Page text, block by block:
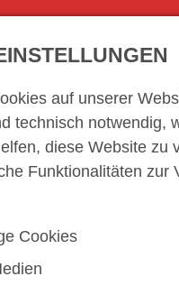
DETAILSEITE
auf unserer
technisch notwendig,
diese Website zu
Funktionalitäten zur
Cookies